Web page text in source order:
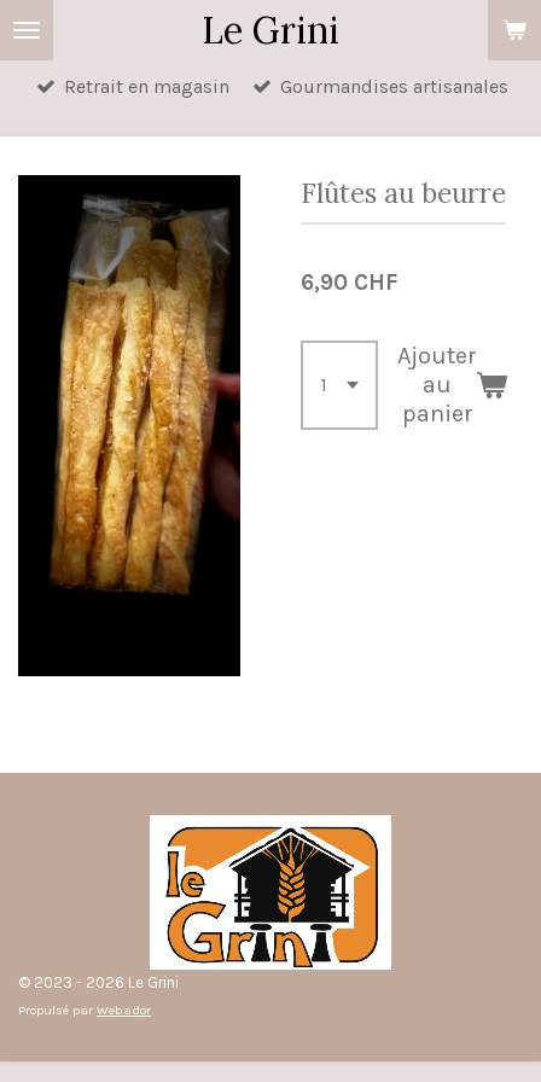
Passer
au
contenu
Le Grini
Retrait en magasin Gourmandises artisanales
Flûtes au beurre
6,90 CHF
Ajouter
au
panier
© 2023 - 2026 Le Grini
Propulsé par Webador